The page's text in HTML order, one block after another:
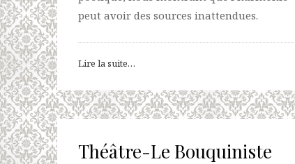
peut avoir des sources inattendues.
Lire la suite…
Théâtre-Le Bouquiniste